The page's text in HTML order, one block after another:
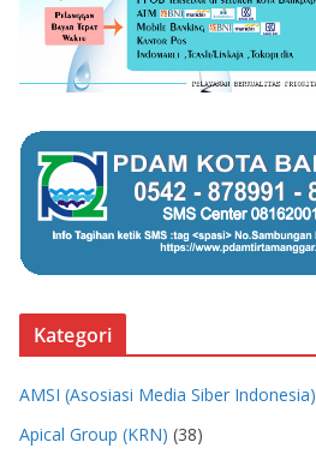
Kategori
AMSI (Asosiasi Media Siber Indonesia)
Apical Group (KRN) (38)